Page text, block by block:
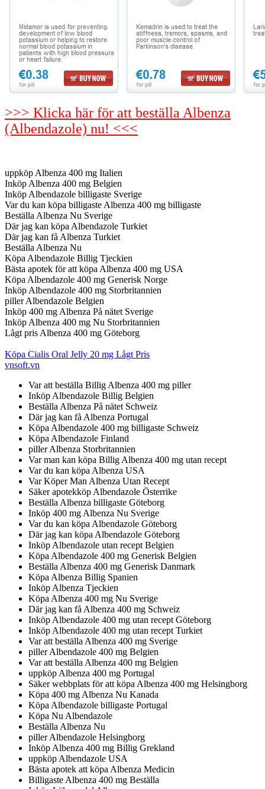
>>> Klicka här för att beställa Albenza
(Albendazole) nu! <<<
uppköp Albenza 400 mg Italien
Inköp Albenza 400 mg Belgien
Inköp Albendazole billigaste Sverige
Var du kan köpa billigaste Albenza 400 mg billigaste
Beställa Albenza Nu Sverige
Där jag kan köpa Albendazole Turkiet
Där jag kan få Albenza Turkiet
Beställa Albenza Nu
Köpa Albendazole Billig Tjeckien
Bästa apotek för att köpa Albenza 400 mg USA
Köpa Albendazole 400 mg Generisk Norge
Inköp Albendazole 400 mg Storbritannien
piller Albendazole Belgien
Inköp 400 mg Albenza På nätet Sverige
Inköp Albenza 400 mg Nu Storbritannien
Lågt pris Albenza 400 mg Göteborg
Köpa Cialis Oral Jelly 20 mg Lågt Pris
vnsoft.vn
Var att beställa Billig Albenza 400 mg piller
Inköp Albendazole Billig Belgien
Beställa Albenza På nätet Schweiz
Där jag kan få Albenza Portugal
Köpa Albendazole 400 mg billigaste Schweiz
Köpa Albendazole Finland
piller Albenza Storbritannien
Var man kan köpa Billig Albenza 400 mg utan recept
Var du kan köpa Albenza USA
Var Köper Man Albenza Utan Recept
Säker apotekköp Albendazole Österrike
Beställa Albenza billigaste Göteborg
Inköp 400 mg Albenza Nu Sverige
Var du kan köpa Albendazole Göteborg
Där jag kan köpa Albendazole Göteborg
Inköp Albendazole utan recept Belgien
Köpa Albendazole 400 mg Generisk Belgien
Beställa Albenza 400 mg Generisk Danmark
Köpa Albenza Billig Spanien
Inköp Albenza Tjeckien
Köpa Albenza 400 mg Nu Sverige
Där jag kan få Albenza 400 mg Schweiz
Inköp Albendazole 400 mg utan recept Göteborg
Inköp Albendazole 400 mg utan recept Turkiet
Var att beställa Albenza 400 mg Sverige
piller Albendazole 400 mg Belgien
Var att beställa Albenza 400 mg Belgien
uppköp Albenza 400 mg Portugal
Säker webbplats för att köpa Albenza 400 mg Helsingborg
Köpa 400 mg Albenza Nu Kanada
Köpa Albendazole billigaste Portugal
Köpa Nu Albendazole
Beställa Albenza Nu
piller Albendazole Helsingborg
Inköp Albenza 400 mg Billig Grekland
uppköp Albendazole USA
Bästa apotek att köpa Albenza Medicin
Billigaste Albenza 400 mg Beställa